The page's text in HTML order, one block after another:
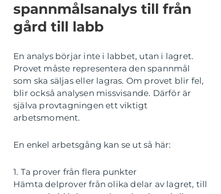
spannmålsanalys till från
gård till labb
En analys börjar inte i labbet, utan i lagret.
Provet måste representera den spannmål
som ska säljas eller lagras. Om provet blir fel,
blir också analysen missvisande. Därför är
själva provtagningen ett viktigt
arbetsmoment.
En enkel arbetsgång kan se ut så här:
1. Ta prover från flera punkter
Hämta delprover från olika delar av lagret, till